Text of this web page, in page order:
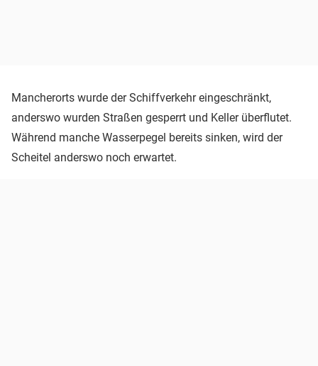
Mancherorts wurde der Schiffverkehr eingeschränkt,
anderswo wurden Straßen gesperrt und Keller überflutet.
Während manche Wasserpegel bereits sinken, wird der
Scheitel anderswo noch erwartet.